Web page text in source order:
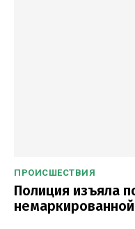
ПРОИСШЕСТВИЯ
Полиция изъяла